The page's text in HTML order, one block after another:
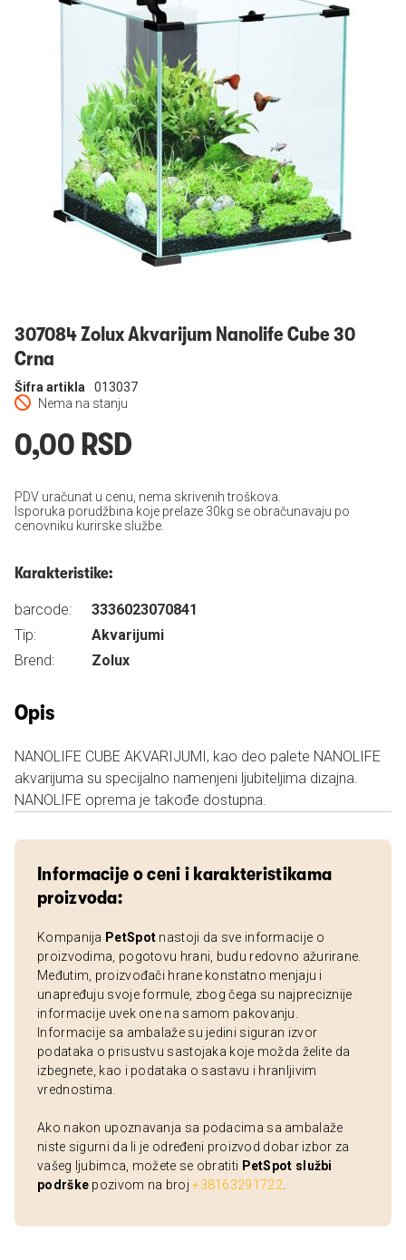
307084 Zolux Akvarijum Nanolife Cube 30
Crna
Nema na stanju
Šifra artikla 013037
0,00 RSD
PDV uračunat u cenu, nema skrivenih troškova.
Isporuka porudžbina koje prelaze 30kg se obračunavaju po
cenovniku kurirske službe.
Karakteristike:
barcode:
3336023070841
Tip:
Akvarijumi
Brend:
Zolux
Opis
NANOLIFE CUBE AKVARIJUMI, kao deo palete NANOLIFE
akvarijuma su specijalno namenjeni ljubiteljima dizajna.
NANOLIFE oprema je takođe dostupna.
Informacije o ceni i karakteristikama
proizvoda:
Kompanija PetSpot nastoji da sve informacije o
proizvodima, pogotovu hrani, budu redovno ažurirane.
Međutim, proizvođači hrane konstatno menjaju i
unapređuju svoje formule, zbog čega su najpreciznije
informacije uvek one na samom pakovanju.
Informacije sa ambalaže su jedini siguran izvor
podataka o prisustvu sastojaka koje možda želite da
izbegnete, kao i podataka o sastavu i hranljivim
vrednostima.
Ako nakon upoznavanja sa podacima sa ambalaže
niste sigurni da li je određeni proizvod dobar izbor za
vašeg ljubimca, možete se obratiti PetSpot službi
podrške pozivom na broj+38163291722